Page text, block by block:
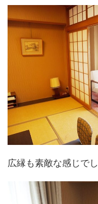
広縁も素敵な感じでし